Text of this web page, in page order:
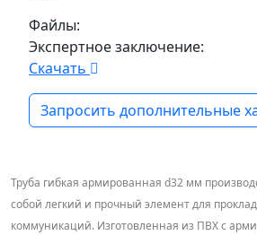
Файлы:
Экспертное заключение:
Скачать
Запросить дополнительные
Труба гибкая армированная d32 мм
собой легкий и прочный элемент для
коммуникаций. Изготовленная из ПВХ с